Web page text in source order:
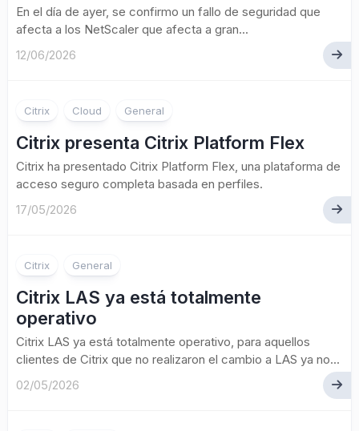
En el día de ayer, se confirmo un fallo de seguridad que
afecta a los NetScaler que afecta a gran...
12/06/2026
Citrix Cloud General
Citrix presenta Citrix Platform Flex
Citrix ha presentado Citrix Platform Flex, una plataforma de
acceso seguro completa basada en perfiles.
17/05/2026
Citrix General
Citrix LAS ya está totalmente
operativo
Citrix LAS ya está totalmente operativo, para aquellos
clientes de Citrix que no realizaron el cambio a LAS ya no...
02/05/2026